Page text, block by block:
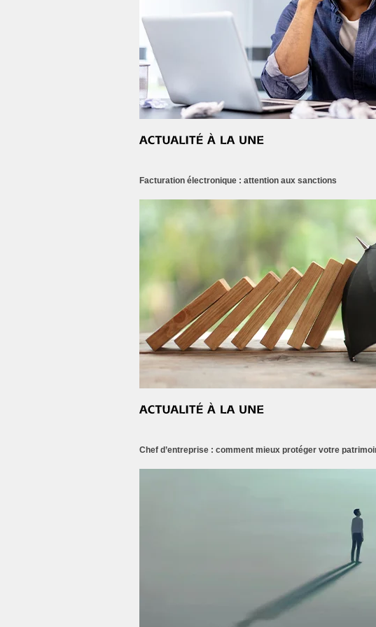
Facturation électronique : attention aux sanctions
Chef d’entreprise : comment mieux protéger votre